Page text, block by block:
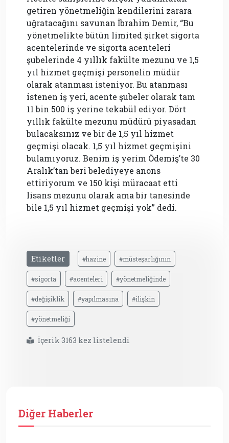
getiren yönetmeliğin kendilerini zarara
uğratacağını savunan İbrahim Demir, “Bu
yönetmelikte bütün limited şirket sigorta
acentelerinde ve sigorta acenteleri
şubelerinde 4 yıllık fakülte mezunu ve 1,5
yıl hizmet geçmişi personelin müdür
olarak atanması isteniyor. Bu atanması
istenen iş yeri, acente şubeler olarak tam
11 bin 500 iş yerine tekabül ediyor. Dört
yıllık fakülte mezunu müdürü piyasadan
bulacaksınız ve bir de 1,5 yıl hizmet
geçmişi olacak. 1,5 yıl hizmet geçmişini
bulamıyoruz. Benim iş yerim Ödemiş’te 30
Aralık’tan beri belediyeye anons
ettiriyorum ve 150 kişi müracaat etti
lisans mezunu olarak ama bir tanesinde
bile 1,5 yıl hizmet geçmişi yok” dedi.
Etiketler #hazine #müsteşarlığının
#sigorta #acenteleri #yönetmeliğinde
#değişiklik #yapılmasına #ilişkin
#yönetmeliği
İçerik 3163 kez listelendi
Diğer Haberler